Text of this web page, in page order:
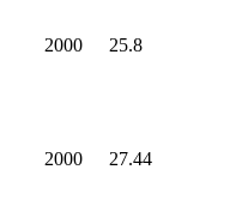
2000 25.8
2000 27.44